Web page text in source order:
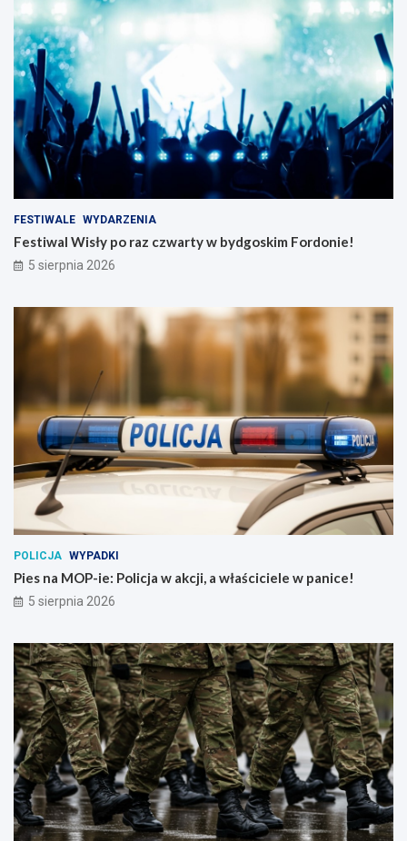
FESTIWALE WYDARZENIA
Festiwal Wisły po raz czwarty w bydgoskim Fordonie!
5 sierpnia 2026
POLICJA WYPADKI
Pies na MOP-ie: Policja w akcji, a właściciele w panice!
5 sierpnia 2026